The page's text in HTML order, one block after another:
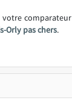
votre comparateur
Orly pas chers.